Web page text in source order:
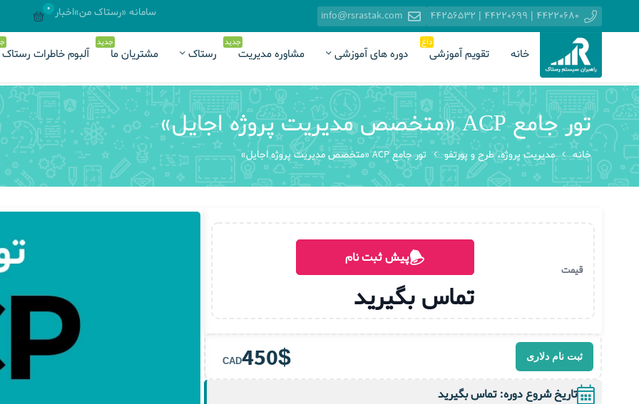
44220680 | 44220699 | 44256532
info@rsrastak.com سامانه «رستاک من»اخبار 0
خانه تقویم آموزشی
داغ
دوره های آموزشی مشاوره مدیریت
جدید
رستاک مشتریان ما
جدید
آلبوم خاطرات رستاک
تور جامع ACP «متخصص مدیریت پروژه اجایل»
خانه مدیریت پروژه، طرح و پورتفو تور جامع ACP «متخصص مدیریت پروژه اجایل»
قیمت
پیش ثبت نام
تماس بگیرید
$
450
CAD ثبت نام دلاری
تاریخ شروع دوره: تماس بگیرید